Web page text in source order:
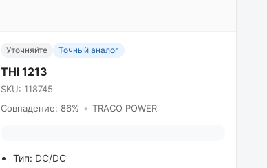
Уточняйте Точный аналог
THI 1213
SKU: 118745
Совпадение: 86% • TRACO POWER
Тип: DC/DC